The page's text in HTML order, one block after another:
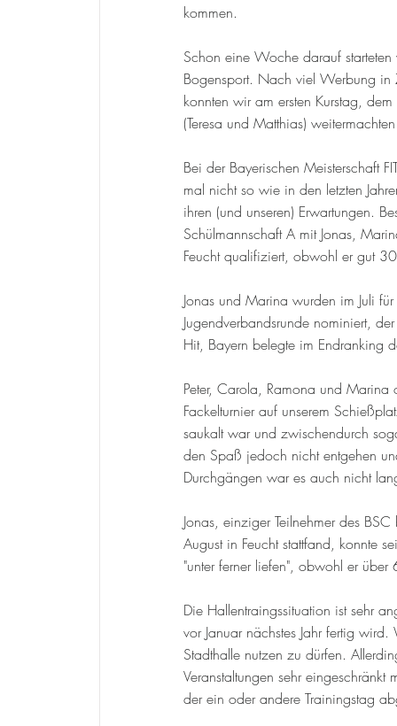
kommen.
Schon eine Woche darauf starteten
Bogensport. Nach viel Werbung in
konnten wir am ersten Kurstag,
(Teresa und Matthias)
Bei der Bayerischen Meisterschaft
mal nicht so wie in den letzten
ihren (und unseren) Erwartungen.
Schülmannschaft A mit Jonas,
Feucht qualifiziert, obwohl er gut
Jonas und Marina wurden im Juli
Jugendverbandsrunde nominiert,
Hit, Bayern belegte im Endranking
Peter, Carola, Ramona und Marina
Fackelturnier auf unserem
saukalt war und zwischendurch
den Spaß jedoch nicht entgehen
Durchgängen war es auch nicht
Jonas, einziger Teilnehmer des
August in Feucht stattfand, konnte
"unter ferner liefen", obwohl er
Die Hallentraingssituation ist sehr
vor Januar nächstes Jahr fertig
Stadthalle nutzen zu dürfen.
Veranstaltungen sehr
der ein oder andere Trainingstag